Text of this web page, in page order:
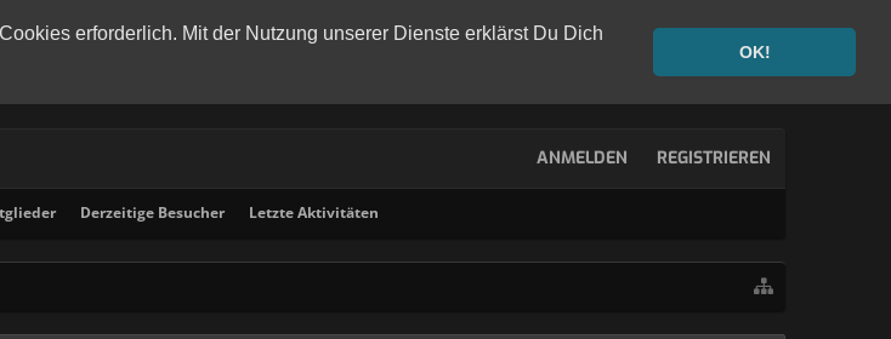
erforderlich. Mit der Nutzung unserer Dienste erklärst Du Dich
OK!
Derzeitige Besucher Letzte Aktivitäten
ANMELDEN REGISTRIEREN